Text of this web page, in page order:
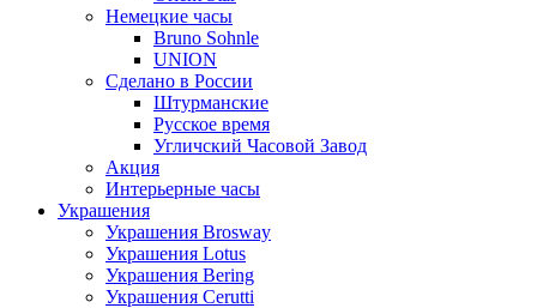
Немецкие часы
Bruno Sohnle
UNION
Сделано в России
Штурманские
Русское время
Угличский Часовой Завод
Акция
Интерьерные часы
Украшения
Украшения Brosway
Украшения Lotus
Украшения Bering
Украшения Cerutti